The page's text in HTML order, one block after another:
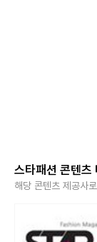
최근 윤은혜는
하게 소화하며
스타패션 콘텐츠
해당 콘텐츠 제공사